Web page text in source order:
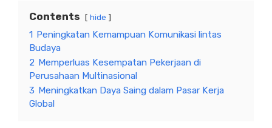
Contents hide
1 Peningkatan Kemampuan Komunikasi lintas
Budaya
2 Memperluas Kesempatan Pekerjaan di
Perusahaan Multinasional
3 Meningkatkan Daya Saing dalam Pasar Kerja
Global